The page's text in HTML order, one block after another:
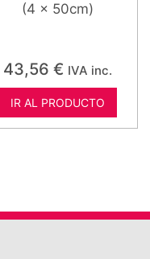
(4 x 50cm)
43,56 € IVA inc.
IR AL PRODUCTO